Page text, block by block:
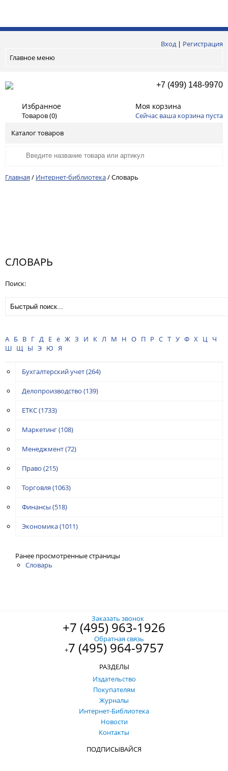
Вход| Регистрация
Главное меню
+7 (499) 148-9970
Избранное
Товаров (0)
Моя корзина
Сейчас ваша корзина пуста
Каталог товаров
Главная / Интернет-библиотека/Словарь
СЛОВАРЬ
Поиск:
А Б В Г Д Е ё Ж З И К Л М Н О П Р С Т У Ф Х Ц
Ч
Ш Щ Ы Э Ю Я
Бухгалтерский учет(264)
Делопроизводство (139)
ЕТКС(1733)
Маркетинг(108)
Менеджмент(72)
Право (215)
Торговля (1063)
Финансы (518)
Экономика(1011)
Ранее просмотренные страницы
Словарь
Заказать звонок
+7 (495) 963-1926
Обратная связь
+7 (495) 964-9757
РАЗДЕЛЫ
Издательство
Покупателям
Журналы
Интернет-Библиотека
Новости
Контакты
ПОДПИСЫВАЙСЯ